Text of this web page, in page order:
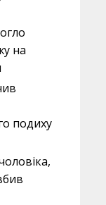
на
подиху